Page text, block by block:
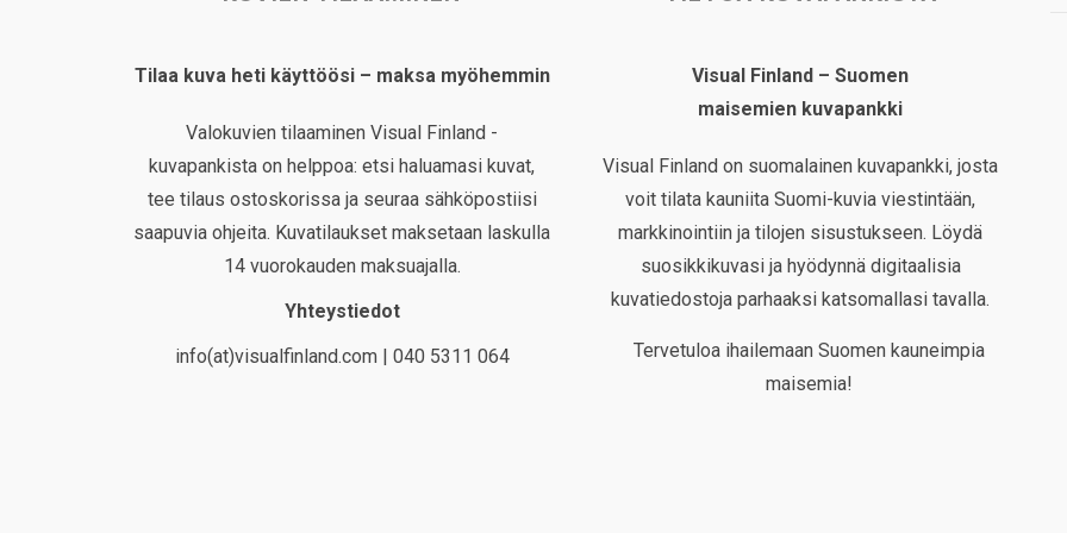
Tilaa kuva heti käyttöösi – maksa myöhemmin
Valokuvien tilaaminen Visual Finland -
kuvapankista on helppoa: etsi haluamasi kuvat,
tee tilaus ostoskorissa ja seuraa sähköpostiisi
saapuvia ohjeita. Kuvatilaukset maksetaan laskulla
14 vuorokauden maksuajalla.
Yhteystiedot
info(at)visualfinland.com | 040 5311 064
Visual Finland – Suomen
maisemien kuvapankki
Visual Finland on suomalainen kuvapankki, josta
voit tilata kauniita Suomi-kuvia viestintään,
markkinointiin ja tilojen sisustukseen. Löydä
suosikkikuvasi ja hyödynnä digitaalisia
kuvatiedostoja parhaaksi katsomallasi tavalla.
Tervetuloa ihailemaan Suomen kauneimpia
maisemia!